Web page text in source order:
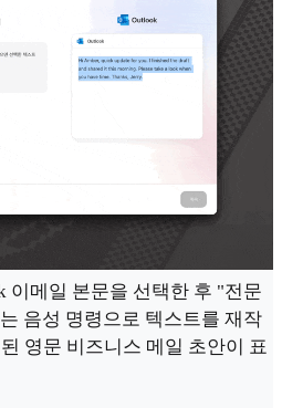
이메일 본문을 선택한 후 "전문
음성 명령으로 텍스트를 재작
영문 비즈니스 메일 초안이 표